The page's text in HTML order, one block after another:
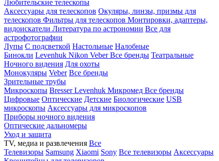
Любительские телескопы
Аксессуары для телескопов Окуляры, линзы, призмы для
телескопов Фильтры для телескопов Монтировки, адаптеры,
видоискатели Литература по астрономии Все для
астрофотографии
Лупы С подсветкой Настольные Налобные
Бинокли Levenhuk Nikon VeberВсе бренды Театральные
Ночного видения Для охоты
Монокуляры Veber Все бренды
Зрительные трубы
Микроскопы BresserLevenhuk Микромед Все бренды
Цифровые Оптические Детские Биологические USB
микроскопы Аксессуары для микроскопов
Приборы ночного видения
Оптические дальномеры
Уход и защита
TV, медиа и развлечения Все
Телевизоры Samsung Xiaomi Sony Все телевизоры Аксессуары